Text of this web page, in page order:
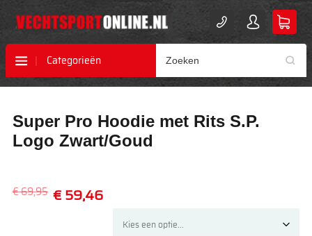
Categorieën
naar
het
einde
afbeeldingen-
naar
het
begin
afbeeldingen-
Super Pro Hoodie met Rits S.P.
Logo Zwart/Goud
€ 59,46
€ 69,95